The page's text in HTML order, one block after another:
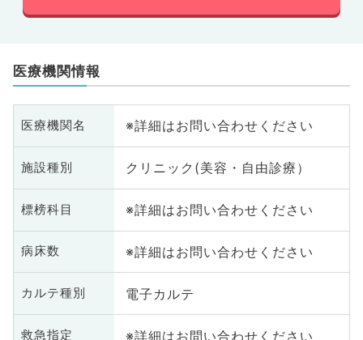
医療機関情報
医療機関名 ※詳細はお問い合わせください
施設種別 クリニック(美容・自由診療）
標榜科目 ※詳細はお問い合わせください
病床数 ※詳細はお問い合わせください
カルテ種別 電子カルテ
救急指定 ※詳細はお問い合わせください